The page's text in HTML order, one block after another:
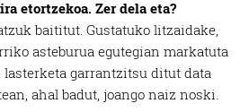
etortzekoa. Zer dela eta?
baititut. Gustatuko litzaidake,
asteburua egutegian markatuta
garrantzitsu ditut data
ahal badut, joango naiz noski.